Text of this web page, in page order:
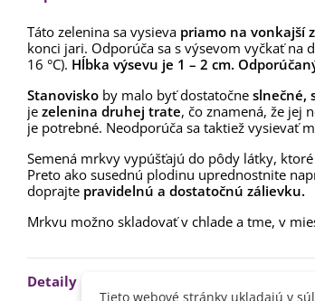
Kuchynské bylinky na malú
plochu - výsevný disk...
3,80 €
Mrkva neskorá Cidera -
Daucus carota - semená -...
1,53 €
Ľalia Canova - Lilium -
cibuľoviny - 1 ks
2,69 €
Táto zelenina sa vysieva priamo na vonkajší
konci jari. Odporúča sa s výsevom vyčkať na
16 °C). Hĺbka výsevu je 1 – 2 cm.
Stanovisko by malo byť dostatočne slnečné,
je zelenina druhej trate, čo znamená, že jej
je potrebné. Neodporúča sa taktiež vysievať
Semená mrkvy vypúšťajú do pôdy látky,
Preto ako susednú plodinu uprednostnite
doprajte pravidelnú a dostatočnú zálievku.
Mrkvu možno skladovať v chlade a tme, v
Detaily produktu
Tieto webové stránky ukladajú v